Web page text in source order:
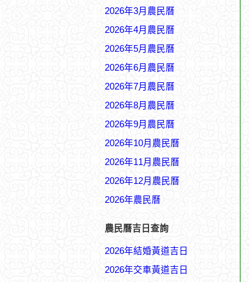
2026年3月農民曆
2026年4月農民曆
2026年5月農民曆
2026年6月農民曆
2026年7月農民曆
2026年8月農民曆
2026年9月農民曆
2026年10月農民曆
2026年11月農民曆
2026年12月農民曆
2026年農民曆
農民曆吉日查詢
2026年結婚黃道吉日
2026年交車黃道吉日